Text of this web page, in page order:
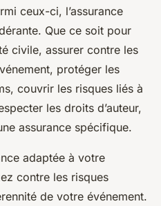
ceux-ci, l’assurance
Que ce soit pour
civile, assurer contre les
protéger les
couvrir les risques liés à
les droits d’auteur,
assurance spécifique.
adaptée à votre
contre les risques
de votre événement.